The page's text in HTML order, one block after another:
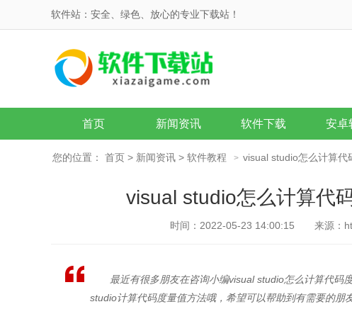
软件站：安全、绿色、放心的专业下载站！
首页 新闻资讯 软件下载 安卓
您的位置： 首页 > 新闻资讯 > 软件教程 > visual studio怎么计算代
visual studio怎么计算代
时间：2022-05-23 14:00:15 来源：
最近有很多朋友在咨询小编visual studio怎么计算代码
studio计算代码度量值方法哦，希望可以帮助到有需要的朋友